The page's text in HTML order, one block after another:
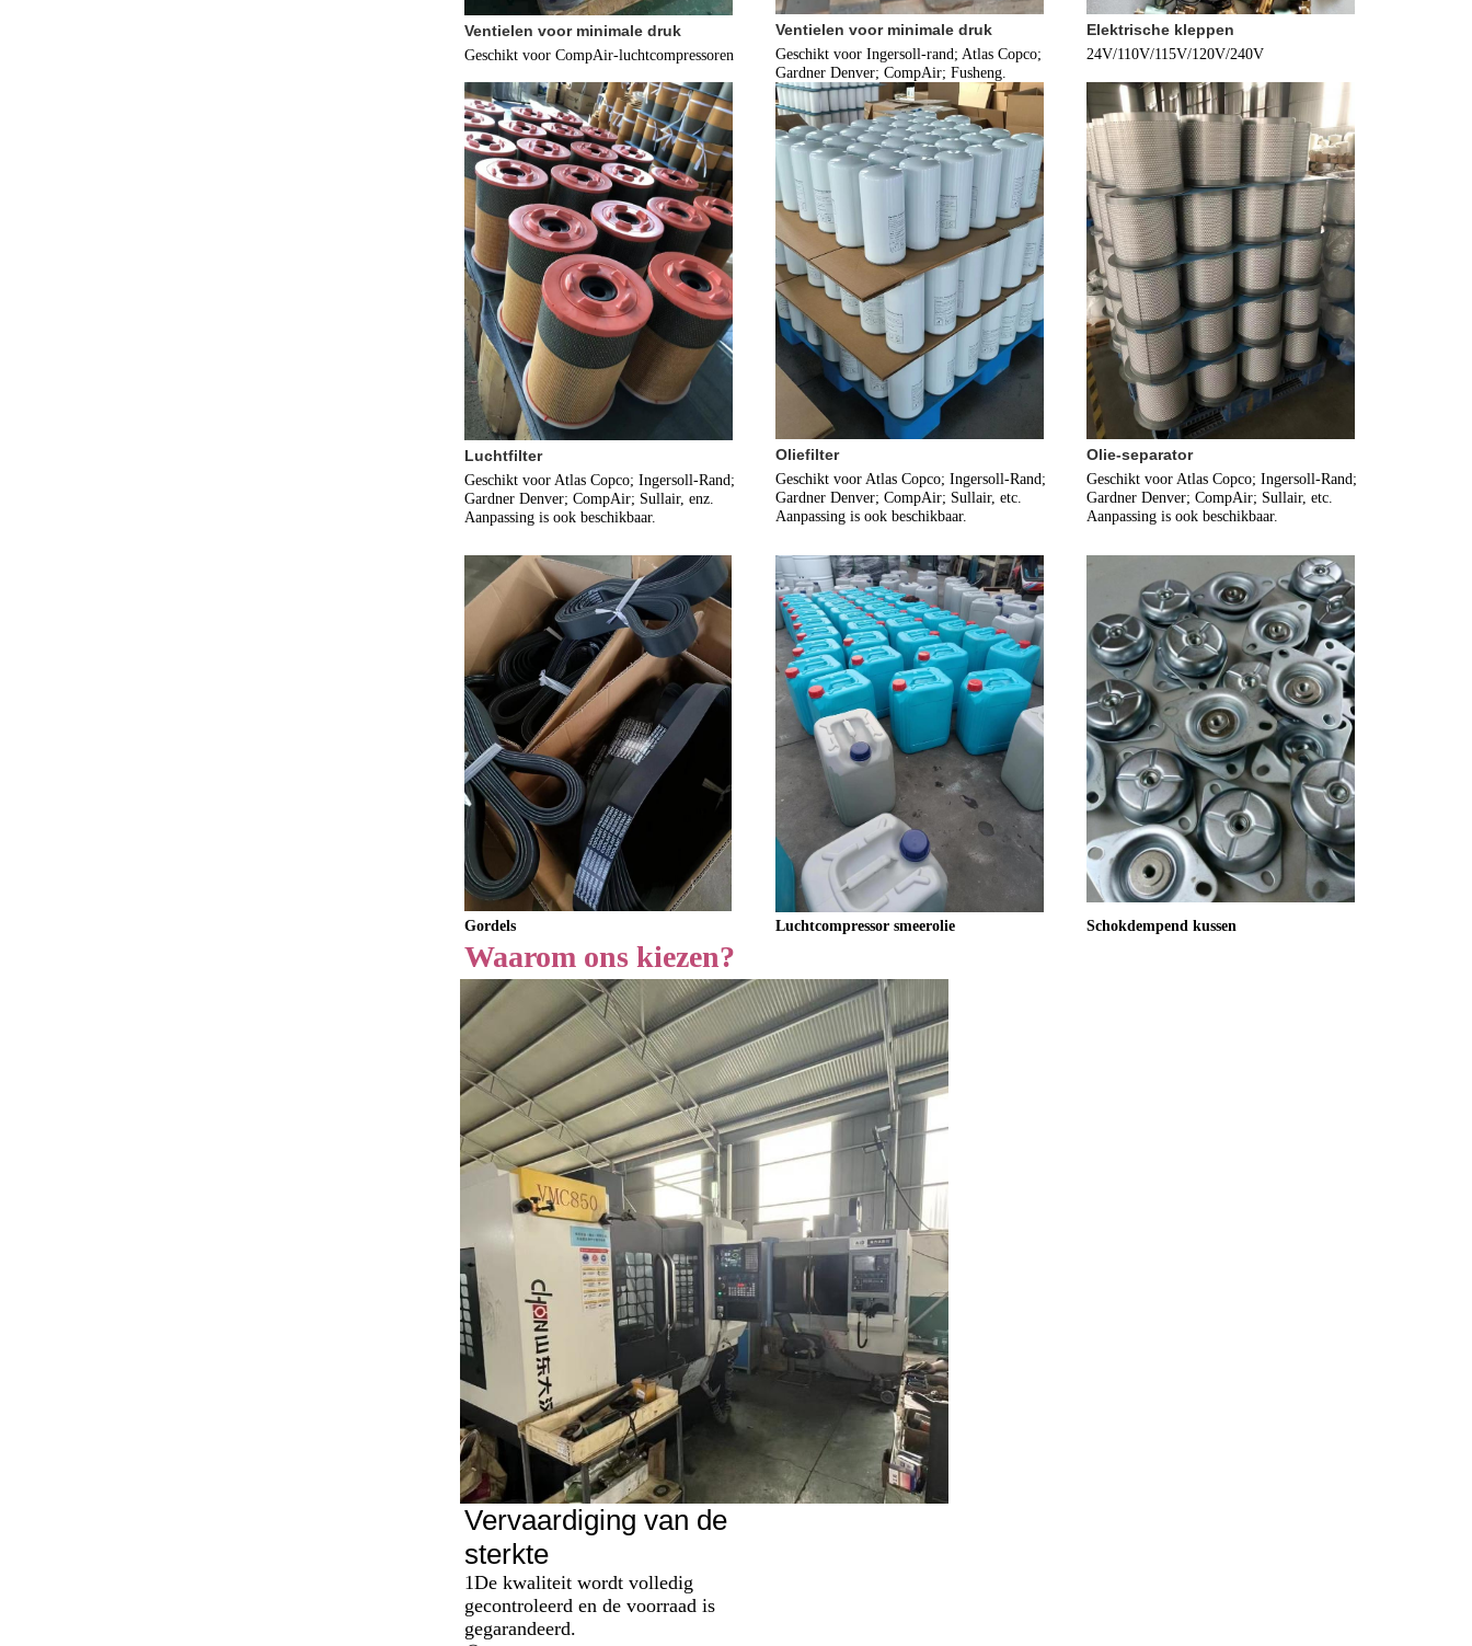
Ventielen voor minimale druk
Geschikt voor CompAir-luchtcompressoren
Ventielen voor minimale druk
Geschikt voor Ingersoll-rand; Atlas Copco;
Gardner Denver; CompAir; Fusheng.
Elektrische kleppen
24V/110V/115V/120V/240V
Luchtfilter
Geschikt voor Atlas Copco; Ingersoll-Rand;
Gardner Denver; CompAir; Sullair, enz.
Aanpassing is ook beschikbaar.
Oliefilter
Geschikt voor Atlas Copco; Ingersoll-Rand;
Gardner Denver; CompAir; Sullair, etc.
Aanpassing is ook beschikbaar.
Olie-separator
Geschikt voor Atlas Copco; Ingersoll-Rand;
Gardner Denver; CompAir; Sullair, etc.
Aanpassing is ook beschikbaar.
Gordels Luchtcompressor smeerolie Schokdempend kussen
Waarom ons kiezen?
Vervaardiging van de
sterkte
1De kwaliteit wordt volledig
gecontroleerd en de voorraad is
gegarandeerd.